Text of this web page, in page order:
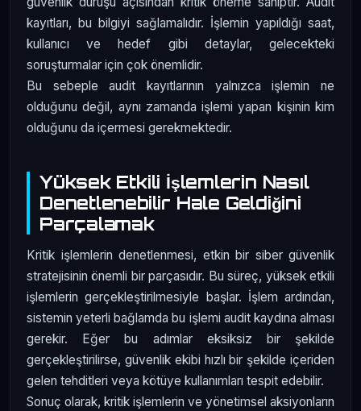
kayıtları, bu bilgiyi sağlamalıdır. İşlemin yapıldığı saat,
kullanıcı ve hedef gibi detaylar, gelecekteki
soruşturmalar için çok önemlidir.
Bu sebeple audit kayıtlarının yalnızca işlemin ne
olduğunu değil, aynı zamanda işlemi yapan kişinin kim
olduğunu da içermesi gerekmektedir.
Yüksek Etkili İşlemlerin Nasıl
Denetlenebilir Hale Geldiğini
Parçalamak
Kritik işlemlerin denetlenmesi, etkin bir siber güvenlik
stratejisinin önemli bir parçasıdır. Bu süreç, yüksek etkili
işlemlerin gerçekleştirilmesiyle başlar. İşlem ardından,
sistemin yeterli bağlamda bu işlemi audit kaydına alması
gerekir. Eğer bu adımlar eksiksiz bir şekilde
gerçekleştirilirse, güvenlik ekibi hızlı bir şekilde içeriden
gelen tehditleri veya kötüye kullanımları tespit edebilir.
Sonuç olarak, kritik işlemlerin ve yönetimsel aksiyonların